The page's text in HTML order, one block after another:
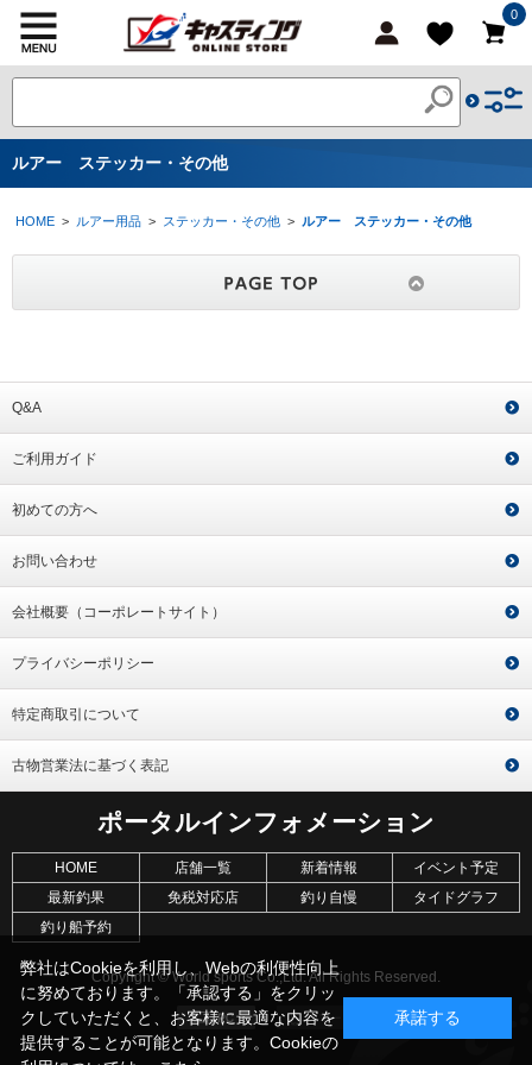
0
ルアー ステッカー・その他
HOME > ルアー用品 > ステッカー・その他 > ルアー ステッカー・その他
Q&A
ご利用ガイド
初めての方へ
お問い合わせ
会社概要（コーポレートサイト）
プライバシーポリシー
特定商取引について
古物営業法に基づく表記
ポータルインフォメーション
HOME 店舗一覧 新着情報
イベント予定
最新釣果
免税対応店 釣り自慢
タイドグラフ
釣り船予約
Copyright © World sports Co.,Ltd. All Rights Reserved.
弊社はCookieを利用し、Webの利便性向上
に努めております。「承認する」をクリッ
クしていただくと、お客様に最適な内容を
提供することが可能となります。Cookieの
承諾する